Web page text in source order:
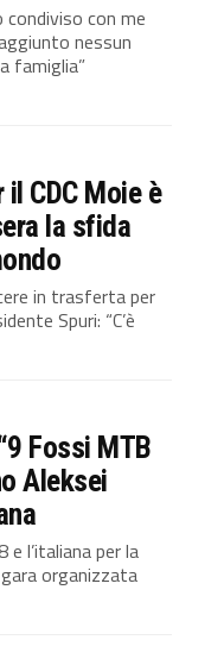
con me
nessun
famiglia”
CDC Moie è
la sfida
in trasferta per
Spuri: “C’è
Fossi MTB
Aleksei
l’italiana per la
organizzata